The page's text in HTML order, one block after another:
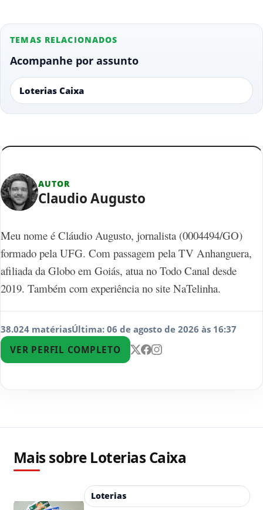
TEMAS RELACIONADOS
Acompanhe por assunto
Loterias Caixa
AUTOR
Claudio Augusto
Meu nome é Cláudio Augusto, jornalista (0004494/GO)
formado pela UFG. Com passagem pela TV Anhanguera,
afiliada da Globo em Goiás, atua no Todo Canal desde
2019. Também com experiência no site NaTelinha.
38.024 matériasÚltima: 06 de agosto de 2026 às 16:37
VER PERFIL COMPLETO
Mais sobre Loterias Caixa
Loterias